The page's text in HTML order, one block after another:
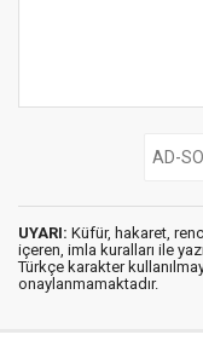
UYARI: Küfür, hakaret,
içeren, imla kuralları ile
Türkçe karakter
onaylanmamaktadır.